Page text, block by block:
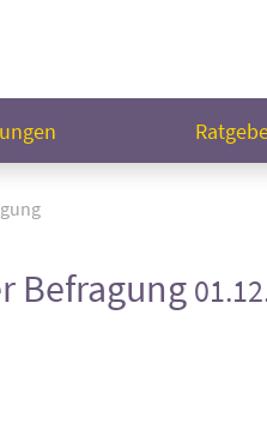
Befragung